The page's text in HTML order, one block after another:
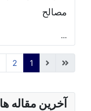
مصالح
...
1
2
آخرین مقاله ها